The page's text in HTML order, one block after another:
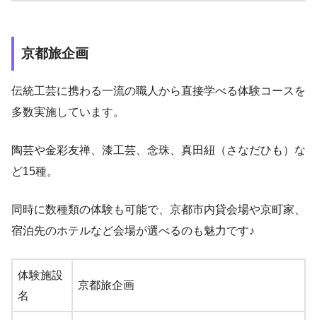
京都旅企画
伝統工芸に携わる一流の職人から直接学べる体験コースを
多数実施しています。
陶芸や金彩友禅、漆工芸、念珠、真田紐（さなだひも）な
ど15種。
同時に数種類の体験も可能で、京都市内貸会場や京町家、
宿泊先のホテルなど会場が選べるのも魅力です♪
体験施設
名
京都旅企画